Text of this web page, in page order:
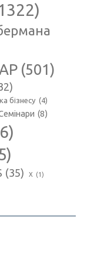
(501)
бізнесу (4)
(8)
(35) Х (1)